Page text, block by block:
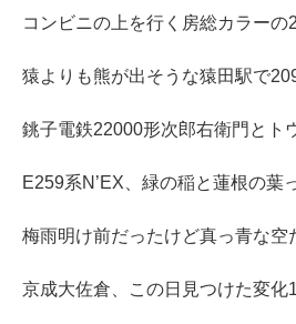
コンビニの上を行く房総カラーの
猿よりも熊が出そうな猿田駅で
銚子電鉄22000形次郎右衛門とト
E259系N’EX、緑の稲と蓮根の葉
梅雨明け前だったけど真っ青な空
京成大佐倉、この日見つけた変化